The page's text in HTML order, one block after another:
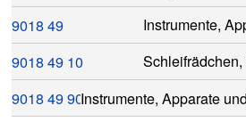
901849 Instrumente,
901849 10
90184990Instrumente, Apparate